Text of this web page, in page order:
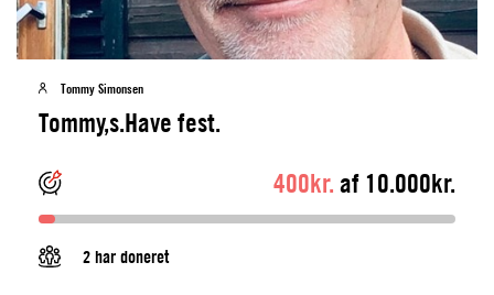
Tommy Simonsen
Tommy,s.Have fest.
400kr. af 10.000kr.
2 har doneret